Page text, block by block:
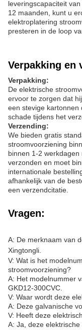
Aanpassing:
niet verder dan
een uitgangsspanning
orderhoeveelheid van
$580-$800,Het is
die je nodig hebt
onze sterke plywood
uw bestelling veilig en
Met een levertijd van
die L/C, D/A, D/P, T/T,
gemakkelijk om de
je nodig hebt
leveringscapaciteit
12 maanden, kunt u
elektroplatering
presteren in de loop
Verpakking:
De elektrische
ervoor te zorgen dat
een stevige
schade tijdens het
Verzending:
We bieden gratis
stroomvoorziening
binnen 1-2 werkdagen
verzonden en moet